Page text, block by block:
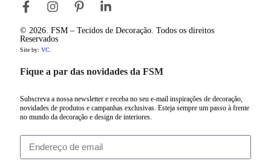
© 2026. FSM – Tecidos de Decoração. Todos os direitos
Reservados
Site by: VC.
Fique a par das novidades da FSM
Subscreva a nossa newsletter e receba no seu e-mail inspirações de decoração,
novidades de produtos e campanhas exclusivas. Esteja sempre um passo à frente
no mundo da decoração e design de interiores.